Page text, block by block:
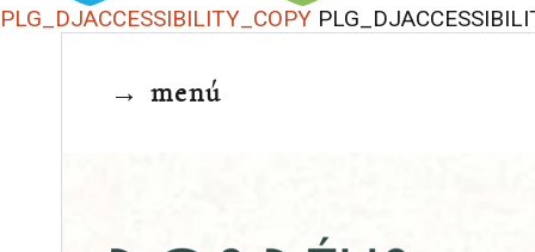
PLG_DJACCESSIBILITY_COPY